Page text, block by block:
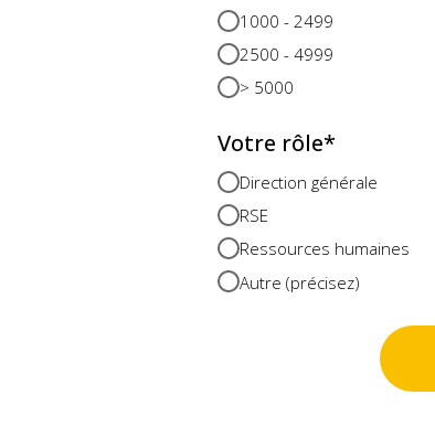
1000 - 2499
2500 - 4999
> 5000
Votre rôle*
Direction générale
RSE
Ressources humaines
Autre (précisez)